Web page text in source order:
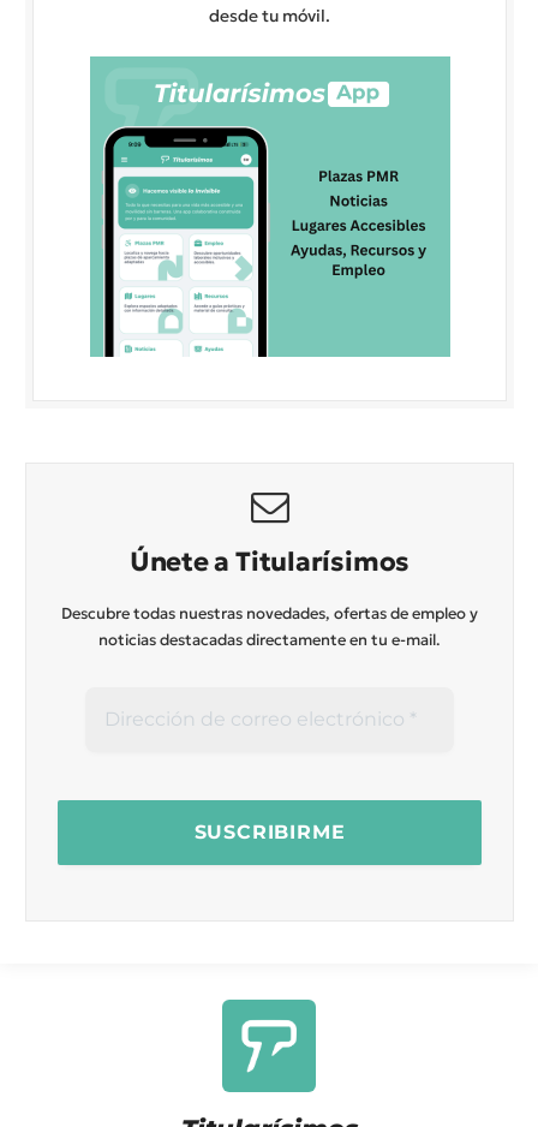
desde tu móvil.
Únete a Titularísimos
Descubre todas nuestras novedades, ofertas de empleo y
noticias destacadas directamente en tu e-mail.